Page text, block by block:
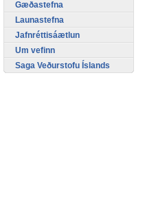
Gæðastefna
Launastefna
Jafnréttisáætlun
Um vefinn
Saga Veðurstofu Íslands